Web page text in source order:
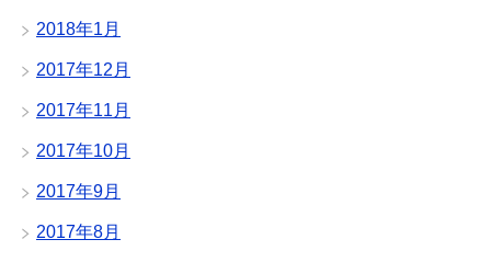
2018年1月
2017年12月
2017年11月
2017年10月
2017年9月
2017年8月